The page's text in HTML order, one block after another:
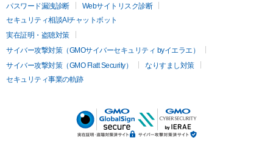
パスワード漏洩診断
Webサイトリスク診断
セキュリティ相談AIチャットボット
実在証明・盗聴対策
サイバー攻撃対策（GMOサイバーセキュリティ byイエラエ）
サイバー攻撃対策（GMO Flatt Security）
なりすまし対策
セキュリティ事業の軌跡